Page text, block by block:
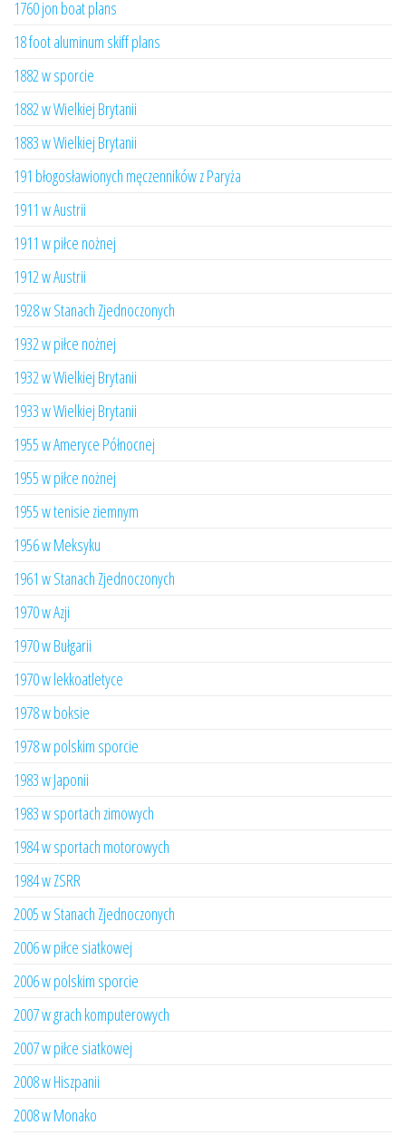
1760 jon boat plans
18 foot aluminum skiff plans
1882 w sporcie
1882 w Wielkiej Brytanii
1883 w Wielkiej Brytanii
191 błogosławionych męczenników z Paryża
1911 w Austrii
1911 w piłce nożnej
1912 w Austrii
1928 w Stanach Zjednoczonych
1932 w piłce nożnej
1932 w Wielkiej Brytanii
1933 w Wielkiej Brytanii
1955 w Ameryce Północnej
1955 w piłce nożnej
1955 w tenisie ziemnym
1956 w Meksyku
1961 w Stanach Zjednoczonych
1970 w Azji
1970 w Bułgarii
1970 w lekkoatletyce
1978 w boksie
1978 w polskim sporcie
1983 w Japonii
1983 w sportach zimowych
1984 w sportach motorowych
1984 w ZSRR
2005 w Stanach Zjednoczonych
2006 w piłce siatkowej
2006 w polskim sporcie
2007 w grach komputerowych
2007 w piłce siatkowej
2008 w Hiszpanii
2008 w Monako